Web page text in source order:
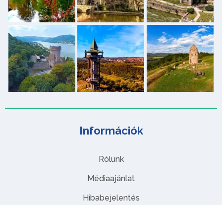
Információk
Rólunk
Médiaajánlat
Hibabejelentés